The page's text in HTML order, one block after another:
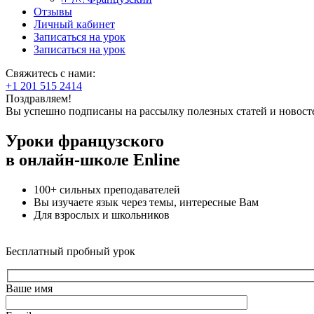
Отзывы
Личный кабинет
Записаться на урок
Записаться на урок
Свяжитесь с нами:
+1 201 515 2414
Поздравляем!
Вы успешно подписаны на рассылку полезных статей и
Уроки французского
в онлайн-школе Enline
100+ сильных преподавателей
Вы изучаете язык через темы, интересные Вам
Для взрослых и школьников
Бесплатный пробный урок
Ваше имя